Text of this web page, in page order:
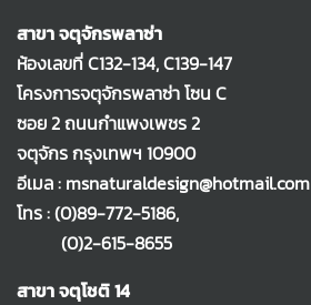
สาขา จตุจักรพลาซ่า
ห้องเลขที่ C132-134, C139-147
โครงการจตุจักรพลาซ่า โซน C
ซอย 2 ถนนกำแพงเพชร 2
จตุจักร กรุงเทพฯ 10900
อีเมล : msnaturaldesign@hotmail.com
โทร :(0)89-772-5186,
(0)2-615-8655
สาขา จตุโชติ 14